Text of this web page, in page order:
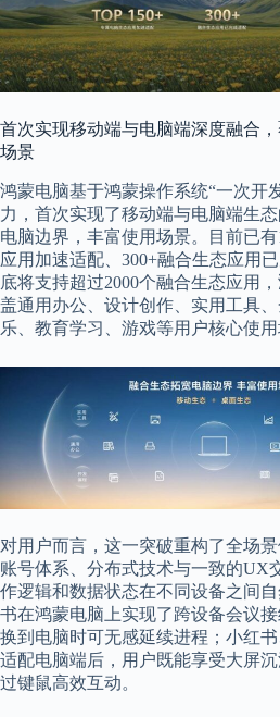
首次实现移动端与电脑端深度融合
场景
鸿蒙电脑基于鸿蒙操作系统“一次开
力，首次实现了移动端与电脑端生
电脑边界，丰富使用场景。目前已
应用加速适配、300+融合生态应用
底将支持超过2000个融合生态应用
盖通用办公、设计创作、实用工具
乐、教育学习、游戏等用户核心使用
对用户而言，这一突破重构了全场
账号体系、分布式技术与一致的UX
作逻辑和数据状态在不同设备之间
书在鸿蒙电脑上实现了跨设备会议
换到电脑时可无感延续进程；小红
适配电脑端后，用户既能享受大屏
过键鼠高效互动。